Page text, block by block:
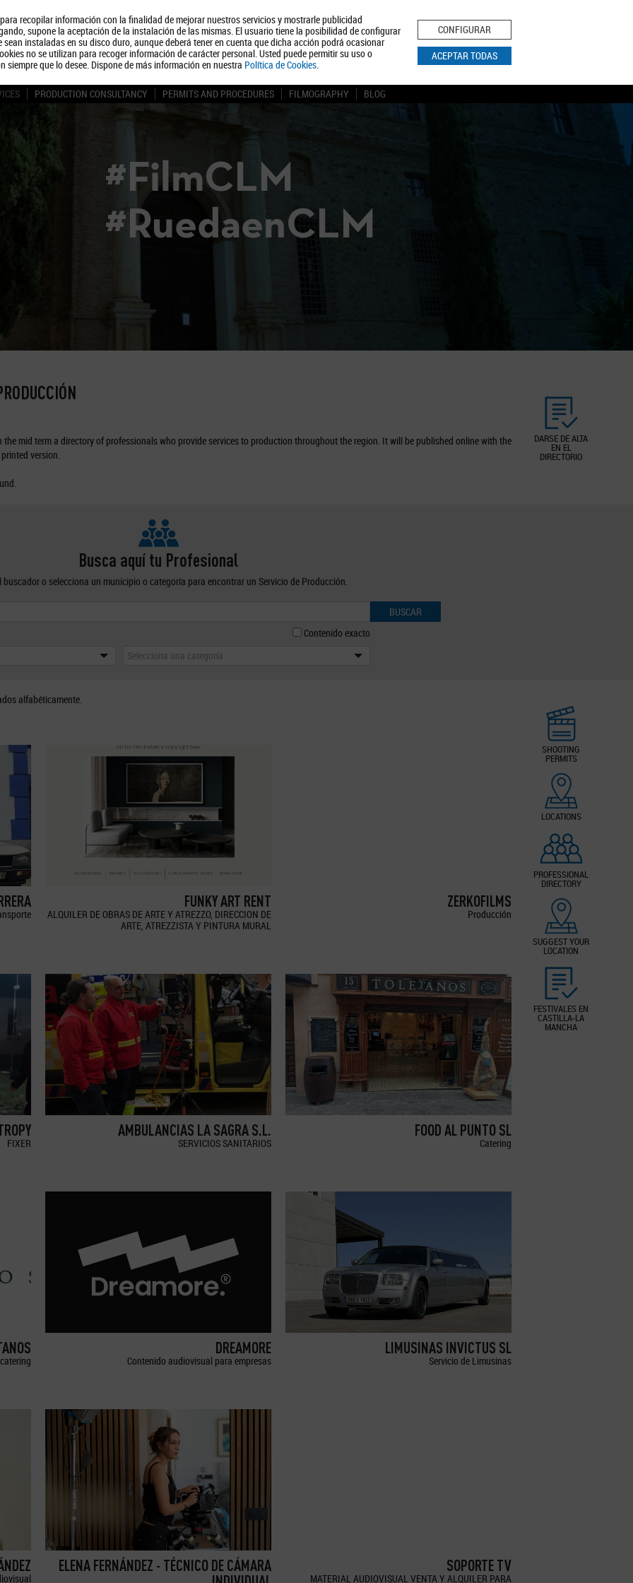
recopilar información con la finalidad de mejorar nuestros servicios y mostrarle publicidad
supone la aceptación de la instalación de las mismas. El usuario tiene la posibilidad de configurar
instaladas en su disco duro, aunque deberá tener en cuenta que dicha acción podrá ocasionar
no se utilizan para recoger información de carácter personal. Usted puede permitir su uso o
que lo desee. Dispone de más información en nuestra Política de Cookies.
CONFIGURAR
ACEPTAR TODAS
About us Tourism Política de Privacidad Aviso Legal Política de Cookies
BUSCAR
PRODUCTION CONSULTANCY PERMITS AND PROCEDURES FILMOGRAPHY BLOG
#FilmCLM
#RuedaenCLM
DARSE DE ALTA
EN EL
DIRECTORIO
mid term a directory of professionals who provide services to production throughout the region. It will be published online with the
version.
Busca aquí tu Profesional
buscador o selecciona un municipio o categoría para encontrar un Servicio de Producción.
BUSCAR
Contenido exacto
Selecciona una categoría
SHOOTING
PERMITS
LOCATIONS
PROFESSIONAL
DIRECTORY
SUGGEST YOUR
LOCATION
FESTIVALES EN
CASTILLA-LA
MANCHA
alfabéticamente.
FUNKY ART RENT
ALQUILER DE OBRAS DE ARTE Y ATREZZO, DIRECCION DE
ARTE, ATREZZISTA Y PINTURA MURAL
ZERKOFILMS
Producción
FIXER
AMBULANCIAS LA SAGRA S.L.
SERVICIOS SANITARIOS
FOOD AL PUNTO SL
Catering
DREAMORE
Contenido audiovisual para empresas
LIMUSINAS INVICTUS SL
Servicio de Limusinas
ELENA FERNÁNDEZ - TÉCNICO DE CÁMARA
SOPORTE TV
MATERIAL AUDIOVISUAL VENTA Y ALQUILER PARA